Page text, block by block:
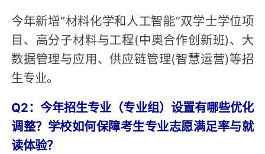
今年新增“材料化学和人工智能”双学士学位项
目、高分子材料与工程(中奥合作创新班)、大
数据管理与应用、供应链管理(智慧运营)等招
生专业。
Q2：今年招生专业（专业组）设置有哪些优化
调整？学校如何保障考生专业志愿满足率与就
读体验？